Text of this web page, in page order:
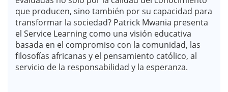
que producen, sino también por su capacidad para
transformar la sociedad? Patrick Mwania presenta
el Service Learning como una visión educativa
basada en el compromiso con la comunidad, las
filosofías africanas y el pensamiento católico, al
servicio de la responsabilidad y la esperanza.